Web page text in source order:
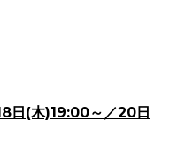
日(木)19:00～／20日